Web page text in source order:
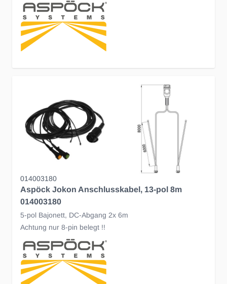
014003180
Aspöck Jokon Anschlusskabel, 13-pol 8m
014003180
5-pol Bajonett, DC-Abgang 2x 6m
Achtung nur 8-pin belegt !!